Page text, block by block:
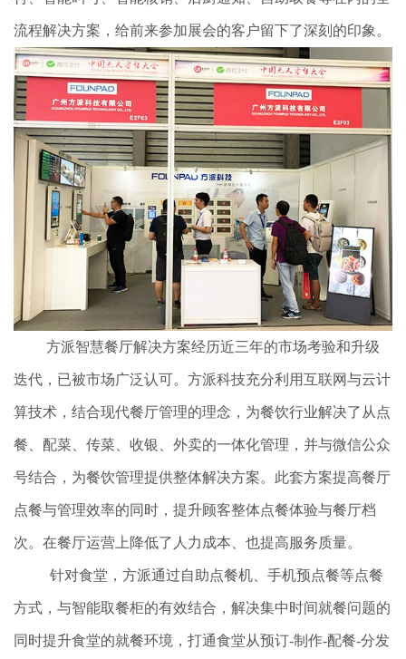
流程解决方案，给前来参加展会的客户留下了深刻的印象。
方派智慧餐厅解决方案经历近三年的市场考验和升级
迭代，已被市场广泛认可。方派科技充分利用互联网与云计
算技术，结合现代餐厅管理的理念，为餐饮行业解决了从点
餐、配菜、传菜、收银、外卖的一体化管理，并与微信公众
号结合，为餐饮管理提供整体解决方案。此套方案提高餐厅
点餐与管理效率的同时，提升顾客整体点餐体验与餐厅档
次。在餐厅运营上降低了人力成本、也提高服务质量。
针对食堂，方派通过自助点餐机、手机预点餐等点餐
方式，与智能取餐柜的有效结合，解决集中时间就餐问题的
同时提升食堂的就餐环境，打通食堂从预订-制作-配餐-分发